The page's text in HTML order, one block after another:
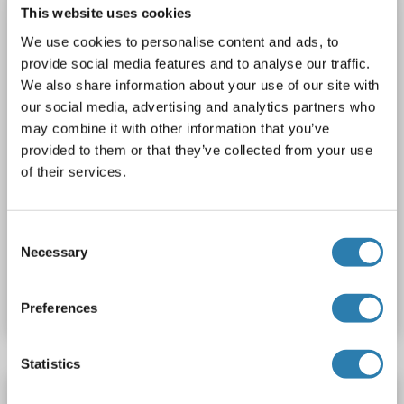
This website uses cookies
We use cookies to personalise content and ads, to
provide social media features and to analyse our traffic.
We also share information about your use of our site with
our social media, advertising and analytics partners who
may combine it with other information that you’ve
provided to them or that they’ve collected from your use
of their services.
Selection
Necessary
Preferences
Statistics
1 image
N° du produit ABIN7219774